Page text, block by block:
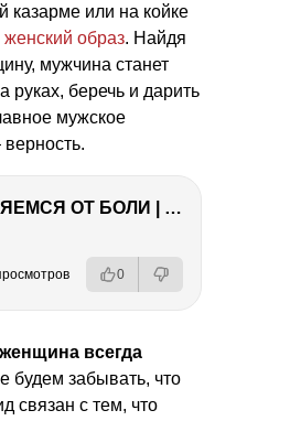
казарме или на койке
женский образ. Найдя
мужчина станет
руках, беречь и дарить
мужское
ИЗБАВЛЯЕМСЯ ОТ БОЛИ | Важность режима и питания
0
всегда
будем забывать, что
связан с тем, что